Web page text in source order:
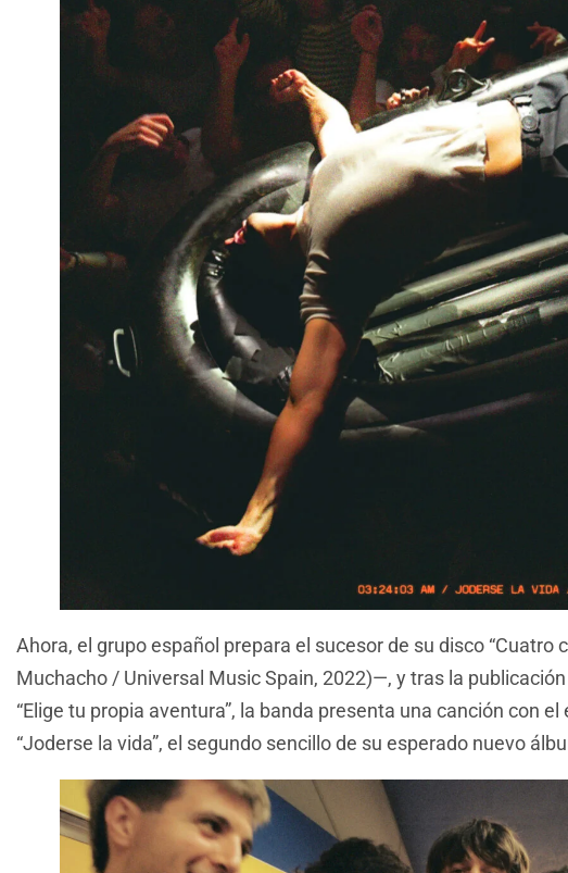
Ahora, el grupo español prepara el sucesor de su disco “Cuatro
Muchacho / Universal Music Spain, 2022)—, y tras la
“Elige tu propia aventura”, la banda presenta una canción con
“Joderse la vida”, el segundo sencillo de su esperado nuevo